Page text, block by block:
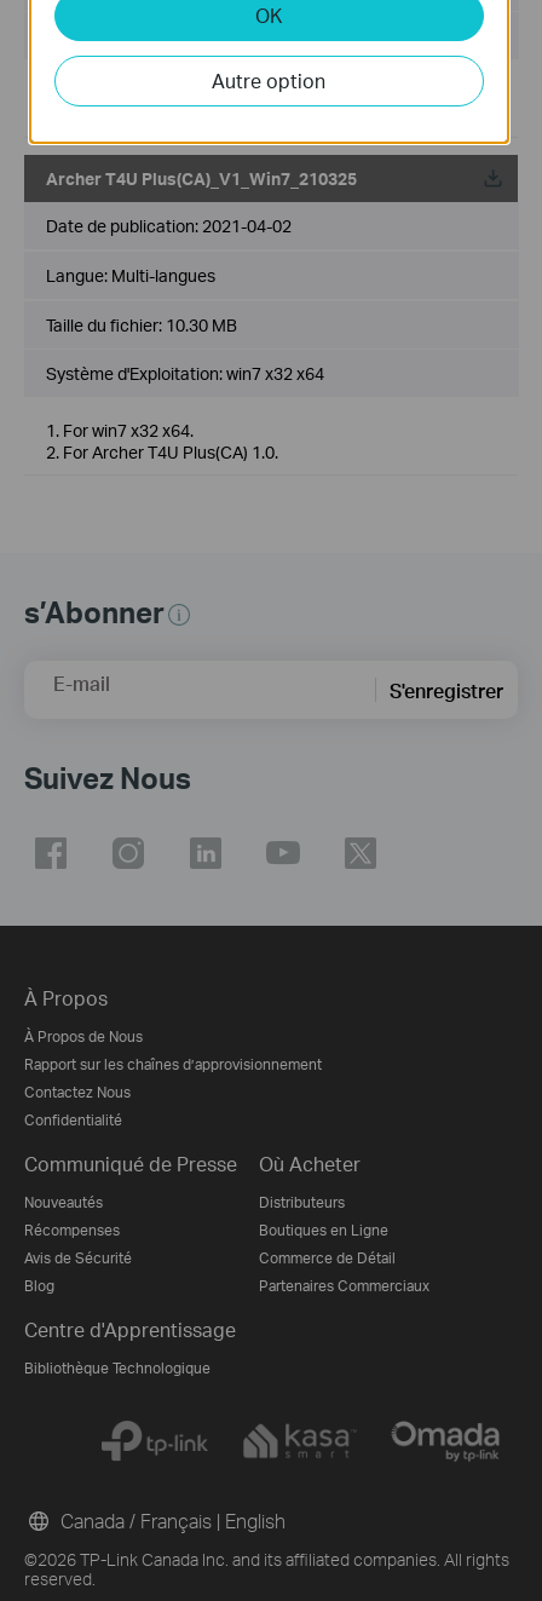
Système d'Exploitation: win8 x32 x64
1. For win8 x32 x64.
Archer T4U Plus(CA)_V1_Win7_210325
Date de publication: 2021-04-02
Langue: Multi-langues
Taille du fichier: 10.30 MB
Système d'Exploitation: win7 x32 x64
1. For win7 x32 x64.
2. For Archer T4U Plus(CA) 1.0.
s’Abonner
E-mail S'enregistrer
Suivez Nous
À Propos
À Propos de Nous
Rapport sur les chaînes d’approvisionnement
Contactez Nous
Confidentialité
Communiqué de Presse
Nouveautés
Récompenses
Avis de Sécurité
Blog
Où Acheter
Distributeurs
Boutiques en Ligne
Commerce de Détail
Partenaires Commerciaux
Centre d'Apprentissage
Bibliothèque Technologique
©2026 TP-Link Canada Inc. and its affiliated companies. All rights
reserved.
Canada / Français | English
OK
Autre option